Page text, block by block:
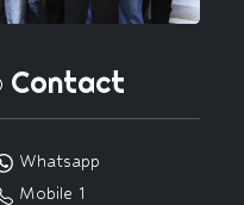
Contact
Whatsapp
Mobile 1